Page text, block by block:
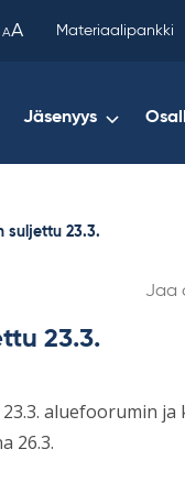
AA Materiaalipankki
Jäsenyys
suljettu 23.3.
Jaa
23.3.
aluefoorumin ja
26.3.
copied
your